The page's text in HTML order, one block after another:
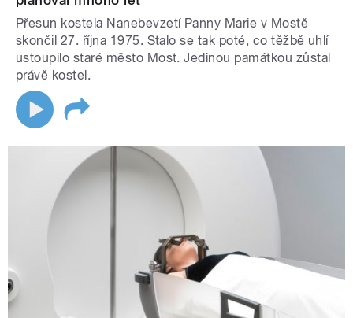
Přesun kostela Nanebevzetí Panny Marie v Mostě
skončil 27. října 1975. Stalo se tak poté, co těžbě uhlí
ustoupilo staré město Most. Jedinou památkou zůstal
právě kostel.